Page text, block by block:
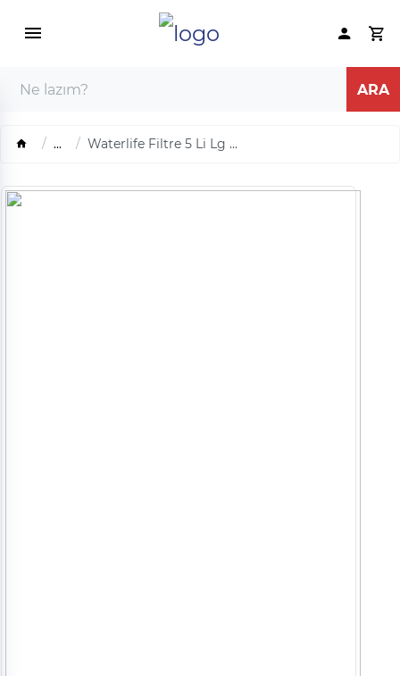
... Waterlife Filtre 5 Li Lg ...